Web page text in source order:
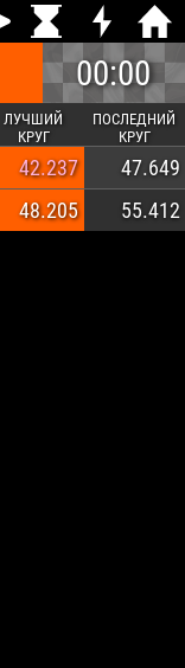
00:00
ЛУЧШИЙ
КРУГ
ПОСЛЕДНИЙ
КРУГ
42.237
47.649
48.205 55.412